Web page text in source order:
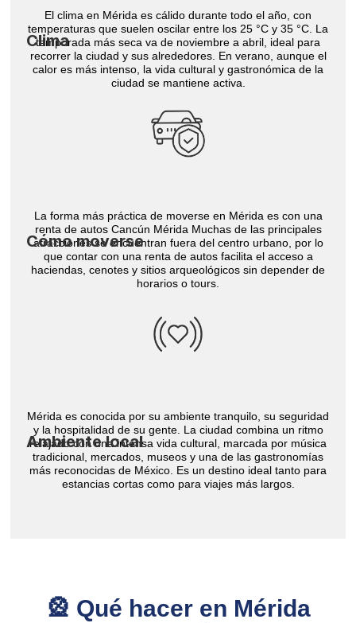
Clima
El clima en Mérida es cálido durante todo el año, con
temperaturas que suelen oscilar entre los 25 °C y 35 °C. La
temporada más seca va de noviembre a abril, ideal para
recorrer la ciudad y sus alrededores. En verano, aunque el
calor es más intenso, la vida cultural y gastronómica de la
ciudad se mantiene activa.
Cómo moverse
La forma más práctica de moverse en Mérida es con una
renta de autos Cancún Mérida Muchas de las principales
atracciones se encuentran fuera del centro urbano, por lo
que contar con una renta de autos facilita el acceso a
haciendas, cenotes y sitios arqueológicos sin depender de
horarios o tours.
Ambiente local
Mérida es conocida por su ambiente tranquilo, su seguridad
y la hospitalidad de su gente. La ciudad combina un ritmo
relajado con una intensa vida cultural, marcada por música
tradicional, mercados, museos y una de las gastronomías
más reconocidas de México. Es un destino ideal tanto para
estancias cortas como para viajes más largos.
🎡 Qué hacer en Mérida